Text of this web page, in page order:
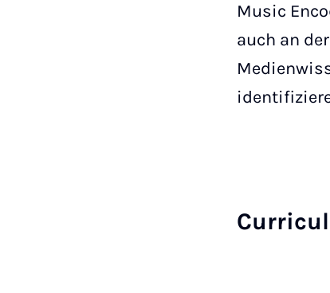
Music
auch an